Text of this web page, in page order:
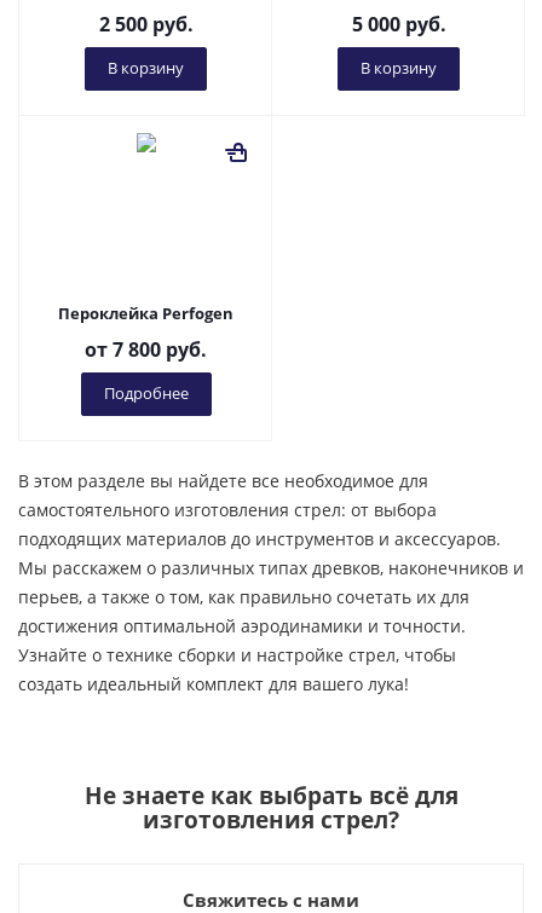
2 500руб.
В корзину
5 000руб.
В корзину
Пероклейка Perfogen
от7 800 руб.
Подробнее
В этом разделе вы найдете все необходимое для
самостоятельного изготовления стрел: от выбора
подходящих материалов до инструментов и аксессуаров.
Мы расскажем о различных типах древков, наконечников и
перьев, а также о том, как правильно сочетать их для
достижения оптимальной аэродинамики и точности.
Узнайте о технике сборки и настройке стрел, чтобы
создать идеальный комплект для вашего лука!
Не знаете как выбрать всё для
изготовления стрел?
Свяжитесь с нами